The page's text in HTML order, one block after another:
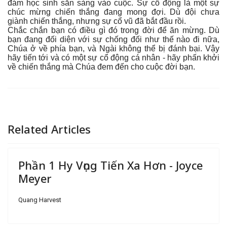
đám học sinh sẵn sàng vào cuộc. Sự cổ động là một sự
chúc mừng chiến thắng đang mong đợi. Dù đội chưa
giành chiến thắng, nhưng sự cổ vũ đã bắt đầu rồi.
Chắc chắn bạn có điều gì đó trong đời để ăn mừng. Dù
bạn đang đối diện với sự chống đối như thế nào đi nữa,
Chúa ở về phía bạn, và Ngài không thể bị đánh bại. Vậy
hãy tiến tới và có một sự cổ động cá nhân - hãy phấn khởi
về chiến thắng mà Chúa đem đến cho cuộc đời bạn.
Related Articles
Phần 1 Hy Vọng Tiến Xa Hơn - Joyce
Meyer
Quang Harvest